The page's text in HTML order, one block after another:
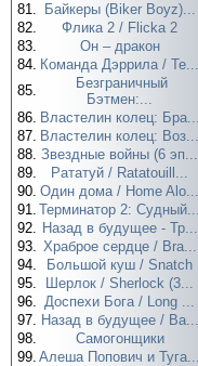
81.
Байкеры (Biker Boyz)...
82.
Флика 2 / Flicka 2
83.
Он – дракон
84. Команда Дэррила / Te...
85.
Безграничный
Бэтмен:...
86. Властелин колец: Бра...
87. Властелин колец: Воз...
88. Звездные войны (6 эп...
89.
Рататуй / Ratatouill...
90. Один дома / Home Alo...
91. Терминатор 2: Судный...
92. Назад в будущее - Тр...
93. Храброе сердце / Bra...
94.
Большой куш / Snatch
95.
Шерлок / Sherlock (3...
96. Доспехи Бога / Long ...
97. Назад в будущее / Ba...
98.
Самогонщики
99. Алеша Попович и Туга...